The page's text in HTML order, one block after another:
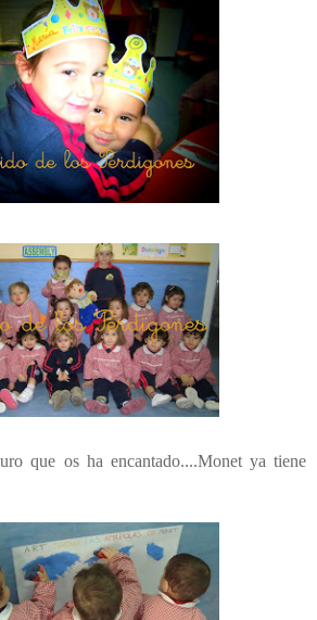
que os ha encantado....Monet ya tiene